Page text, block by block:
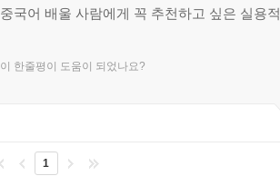
중국어 배울 사람에게 꼭 추천하고 싶은 실용
이 한줄평이 도움이 되었나요?
1